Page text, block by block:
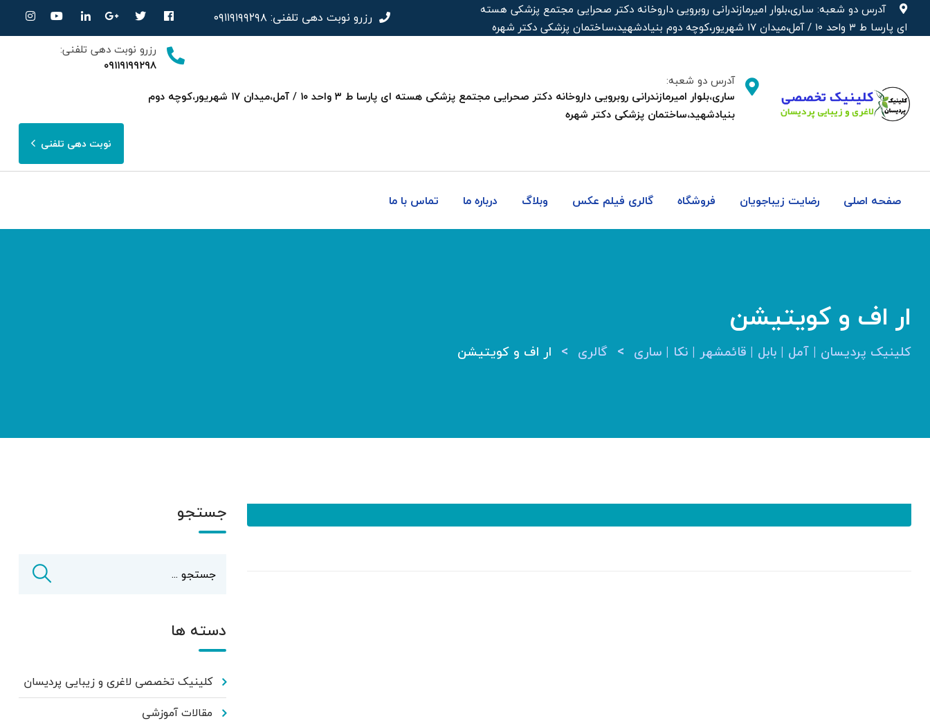
آدرس دو شعبه: ساری،بلوار امیرمازندرانی روبرویی داروخانه‌ دکتر صحرایی مجتمع پزشکی هسته
ای پارسا ط ۳ واحد ۱۰ / آمل،میدان ۱۷ شهریور،کوچه دوم بنیادشهید،ساختمان پزشکی دکتر شهره
رزرو نوبت دهی تلفنی:۰۹۱۱۹۱۹۹۲۹۸
رزرو نوبت دهی تلفنی:
۰۹۱۱۹۱۹۹۲۹۸
آدرس دو شعبه:
ساری،بلوار امیرمازندرانی روبرویی داروخانه‌ دکتر صحرایی مجتمع پزشکی هسته ای پارسا ط ۳ واحد ۱۰ / آمل،میدان ۱۷ شهریور،کوچه دوم
بنیادشهید،ساختمان پزشکی دکتر شهره
نوبت دهی تلفنی
صفحه اصلی رضایت زیباجویان فروشگاه گالری فیلم عکس وبلاگ درباره ما تماس با ما
ار اف و کویتیشن
کلینیک پردیسان | آمل | بابل | قائمشهر | نکا | ساری > گالری > ار اف و کویتیشن
جستجو
دسته ها
کلینیک تخصصی لاغری و زیبایی پردیسان
مقالات آموزشی